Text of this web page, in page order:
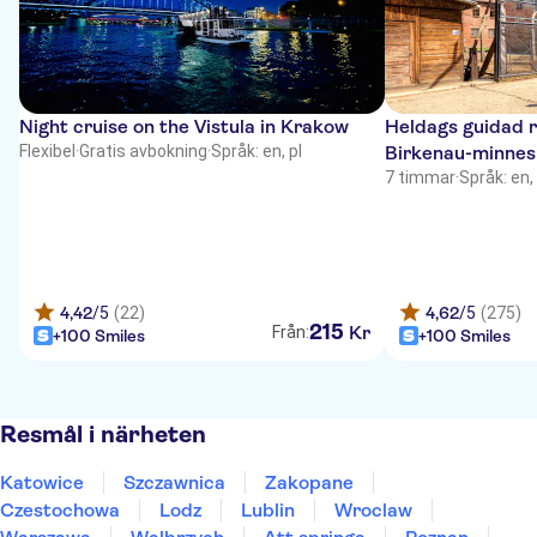
Night cruise on the Vistula in Krakow
Flexibel ·Gratis avbokning·Språk: en, pl
4,42/5 (22)
+100 Smiles
Från:215 Kr
Heldags guidad
Birkenau-
7 timmar·Språk:
4,62/5 (275)
+100 Smiles
Resmål i närheten
Katowice Szczawnica
Zakopane
Czestochowa
Lodz Lublin
Wroclaw